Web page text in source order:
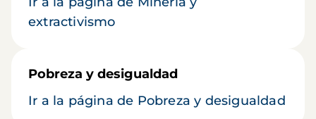
extractivismo
Pobreza y desigualdad
Ir a la página de Pobreza y desigualdad